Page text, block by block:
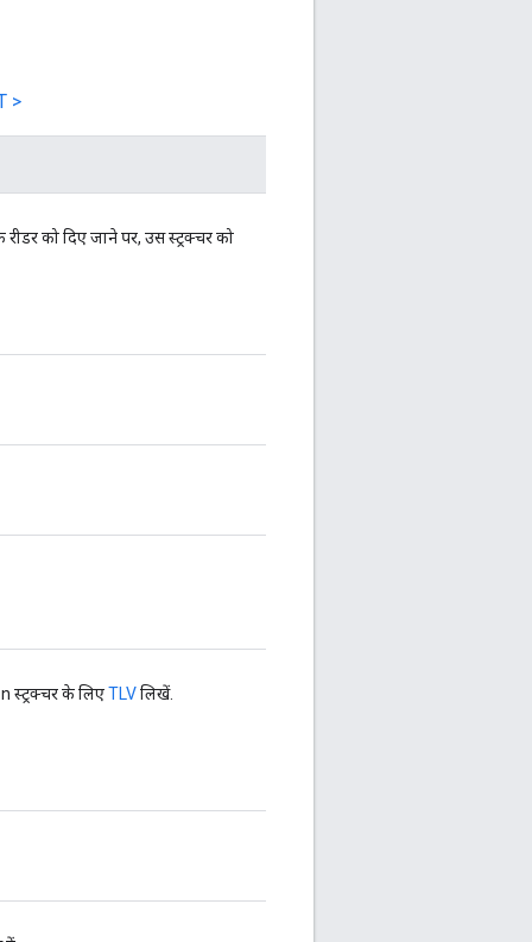
>
को दिए जाने पर, उस स्ट्रक्चर को
स्ट्रक्चर के लिएTLVलिखें.